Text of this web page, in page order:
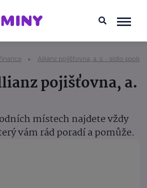
Allianz pojišťovna, a. s. - sídlo
pojišťovna, a.
místech najdete vždy
vám rád poradí a pomůže.